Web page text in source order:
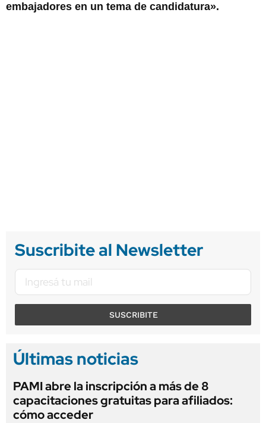
embajadores en un tema de candidatura».
Suscribite al Newsletter
SUSCRIBITE
Últimas noticias
PAMI abre la inscripción a más de 8
capacitaciones gratuitas para afiliados:
cómo acceder